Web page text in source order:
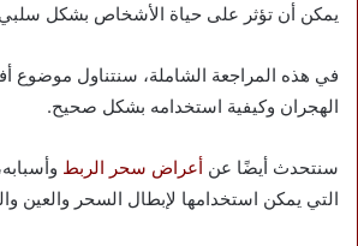
يمكن أن تؤثر على حياة الأشخاص بشكل
في هذه المراجعة الشاملة، سنتناول موضوع
الهجران وكيفية استخدامه بشكل صحيح.
سنتحدث أيضًا عن أعراض سحر الربط
التي يمكن استخدامها لإبطال السحر والعين